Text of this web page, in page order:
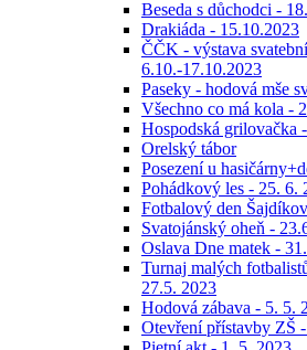
Beseda s důchodci -
Drakiáda - 15.10.2023
ČČK - výstava
6.10.-17.10.2023
Paseky - hodová mše
Všechno co má kola -
Hospodská grilovačka
Orelský tábor
Posezení u
Pohádkový les - 25. 6.
Fotbalový den
Svatojánský oheň -
Oslava Dne matek -
Turnaj malých
27.5. 2023
Hodová zábava - 5. 5.
Otevření přístavby ZŠ